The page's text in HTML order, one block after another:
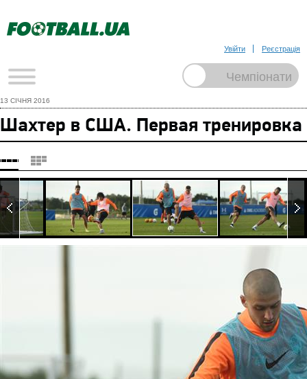
Увійти Реєстрація
13 СІЧНЯ 2016
Шахтер в США. Первая тренировка